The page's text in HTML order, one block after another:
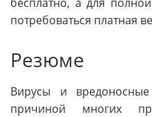
потребоваться платная
Резюме
Вирусы и
причиной многих